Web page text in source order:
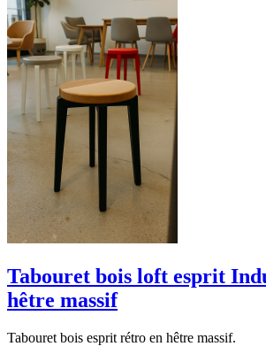
Tabouret bois loft esprit
hêtre massif
Tabouret bois esprit rétro en hêtre massif.